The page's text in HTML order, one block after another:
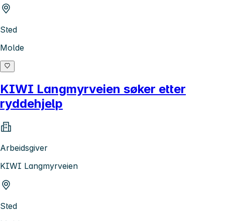
Sted
Molde
KIWI Langmyrveien søker etter
ryddehjelp
Arbeidsgiver
KIWI Langmyrveien
Sted